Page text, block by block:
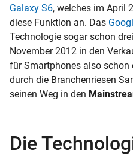
Galaxy S6, welches im April
diese Funktion an. Das
Technologie sogar schon
November 2012 in den
für Smartphones also schon
durch die Branchenriesen
seinen Weg in den
Die